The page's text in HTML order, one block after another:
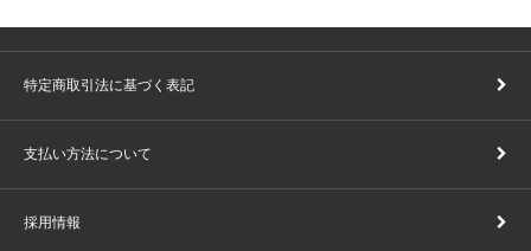
特定商取引法に基づく表記
支払い方法について
採用情報